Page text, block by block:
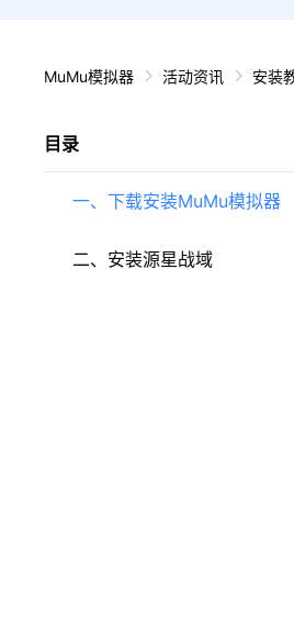
MuMu模拟器 活动资讯 安装
目录
一、下载安装MuMu模拟器
二、安装源星战域